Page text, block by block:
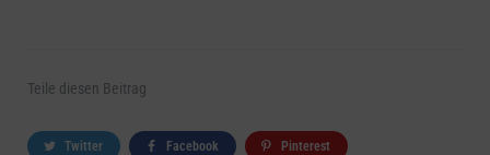
Teile diesen Beitrag
Twitter Facebook Pinterest